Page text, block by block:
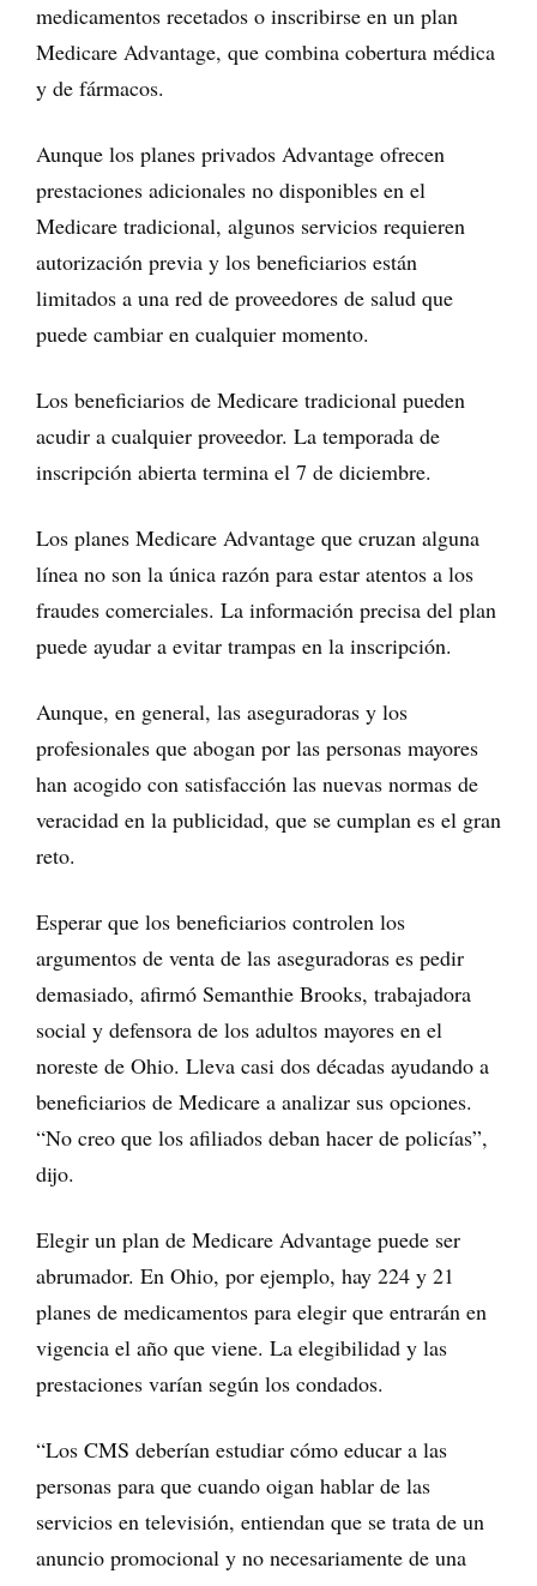
medicamentos recetados o inscribirse en un plan
Medicare Advantage, que combina cobertura médica
y de fármacos.
Aunque los planes privados Advantage ofrecen
prestaciones adicionales no disponibles en el
Medicare tradicional, algunos servicios requieren
autorización previa y los beneficiarios están
limitados a una red de proveedores de salud que
puede cambiar en cualquier momento.
Los beneficiarios de Medicare tradicional pueden
acudir a cualquier proveedor. La temporada de
inscripción abierta termina el 7 de diciembre.
Los planes Medicare Advantage que cruzan alguna
línea no son la única razón para estar atentos a los
fraudes comerciales. La información precisa del plan
puede ayudar a evitar trampas en la inscripción.
Aunque, en general, las aseguradoras y los
profesionales que abogan por las personas mayores
han acogido con satisfacción las nuevas normas de
veracidad en la publicidad, que se cumplan es el gran
reto.
Esperar que los beneficiarios controlen los
argumentos de venta de las aseguradoras es pedir
demasiado, afirmó Semanthie Brooks, trabajadora
social y defensora de los adultos mayores en el
noreste de Ohio. Lleva casi dos décadas ayudando a
beneficiarios de Medicare a analizar sus opciones.
“No creo que los afiliados deban hacer de policías”,
dijo.
Elegir un plan de Medicare Advantage puede ser
abrumador. En Ohio, por ejemplo, hay 224 y 21
planes de medicamentos para elegir que entrarán en
vigencia el año que viene. La elegibilidad y las
prestaciones varían según los condados.
“Los CMS deberían estudiar cómo educar a las
personas para que cuando oigan hablar de las
servicios en televisión, entiendan que se trata de un
anuncio promocional y no necesariamente de una